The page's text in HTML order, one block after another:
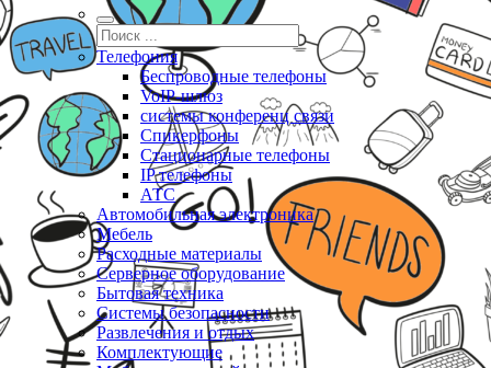
Телефония
Беспроводные телефоны
VoIP-шлюз
системы конференц связи
Спикерфоны
Стационарные телефоны
IP телефоны
АТС
Автомобильная электроника
Мебель
Расходные материалы
Серверное оборудование
Бытовая техника
Системы безопасности
Развлечения и отдых
Комплектующие